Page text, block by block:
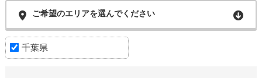
ご希望のエリアを選んでください
千葉県